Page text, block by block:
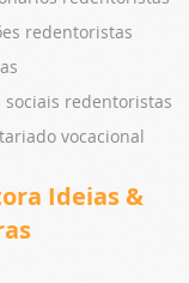
redentoristas
sociais redentoristas
vocacional
Ideias &